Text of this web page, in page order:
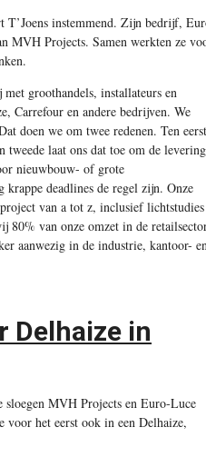
instemmend. Zijn bedrijf,
MVH Projects. Samen werkten ze
groothandels, installateurs en
Carrefour en andere bedrijven. We
doen we om twee redenen. Ten
tweede laat ons dat toe om de levering
nieuwbouw- of grote
deadlines de regel zijn. Onze
van a tot z, inclusief
80% van onze omzet in de
aanwezig in de industrie, kantoor-
Delhaize in
MVH Projects en Euro-Luce
voor het eerst ook in een Delhaize,